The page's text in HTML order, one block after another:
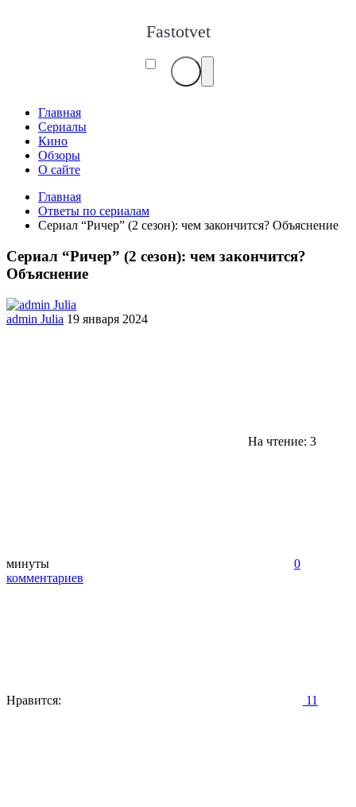
Fastotvet
Главная
Сериалы
Кино
Обзоры
О сайте
Главная
Ответы по сериалам
Сериал “Ричер” (2 сезон): чем закончится? Объяснение
Сериал “Ричер” (2 сезон): чем закончится?
Объяснение
admin Julia 19 января 2024
На чтение: 3
минуты
0
комментариев
Нравится: 11